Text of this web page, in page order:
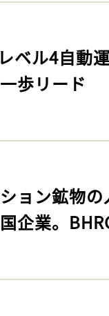
ベル4自動
歩リード
ョン鉱物
企業。